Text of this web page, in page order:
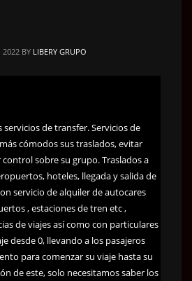
2022 BY LIBERY GRUPO
servicios de transfer. Servicios de
cómodos sus traslados, evitar
sobre su grupo. Traslados a
hoteles, llegada y salida de
servicio de alquiler de autocares
, estaciones de tren etc ,
de viajes así como con particulares
desde 0, llevando a los pasajeros
para comenzar su viaje hasta su
de este, solo necesitamos saber los